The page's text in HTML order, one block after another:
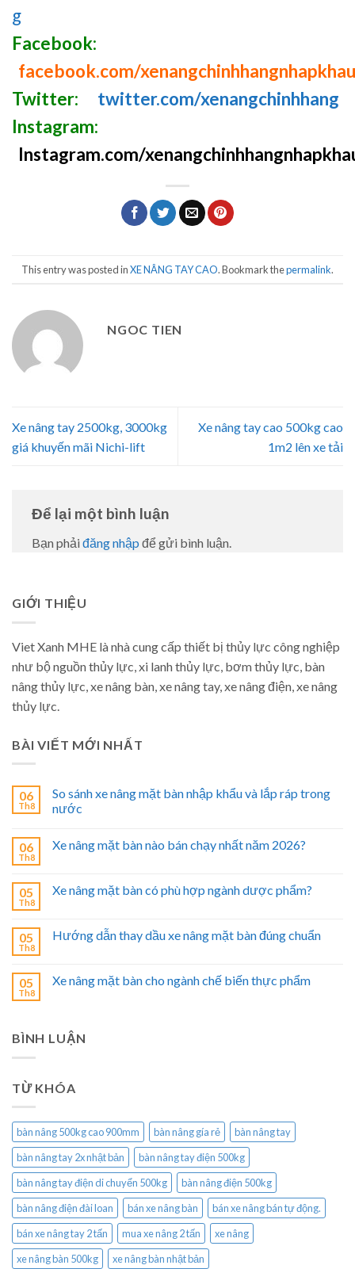
g
Facebook:
facebook.com/xenangchinhhangnhapkhau
Twitter:
twitter.com/xenangchinhhang
Instagram:
Instagram.com/
This entry was posted inXE NÂNG TAY CAO. Bookmark thepermalink.
NGOC TIEN
Xe nâng tay 2500kg, 3000kg
giá khuyến mãi Nichi-lift
Xe nâng tay cao 500kg cao
1m2 lên xe tải
Để lại một bình luận
Bạn phải đăng nhập để gửi bình luận.
GIỚI THIỆU
Viet Xanh MHE là nhà cung cấp thiết bị thủy lực công nghiệp
như bộ nguồn thủy lực, xi lanh thủy lực, bơm thủy lực, bàn
nâng thủy lực, xe nâng bàn, xe nâng tay, xe nâng điện, xe nâng
thủy lực.
BÀI VIẾT MỚI NHẤT
06
Th8
So sánh xe nâng mặt bàn nhập khẩu và lắp ráp trong
nước
06
Th8
Xe nâng mặt bàn nào bán chạy nhất năm 2026?
05
Th8
Xe nâng mặt bàn có phù hợp ngành dược phẩm?
05
Th8
Hướng dẫn thay dầu xe nâng mặt bàn đúng chuẩn
05
Th8
Xe nâng mặt bàn cho ngành chế biến thực phẩm
BÌNH LUẬN
TỪ KHÓA
bàn nâng 500kg cao 900mm bàn nâng gía rẻ
bàn nâng tay
bàn nâng tay 2x nhật bản
bàn nâng tay điện 500kg
bàn nâng tay điện di chuyển 500kg
bàn nâng điện 500kg
bàn nâng điện đài loan
bán xe nâng bàn
bán xe nâng bán tự động.
bán xe nâng tay 2 tấn
mua xe nâng 2 tấn
xe nâng
xe nâng bàn 500kg
xe nâng bàn nhật bản